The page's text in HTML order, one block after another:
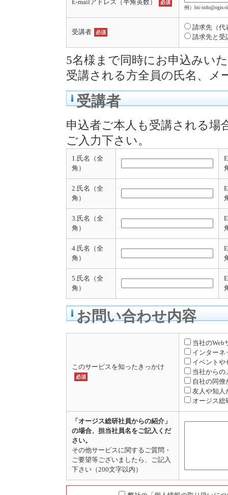
E-mailアドレス（半角英数）
必須
例）bic-info@ogis-
受講者 必須
請求先（代
請求先と受
5名様まで同時にお申込みい
受講される方全員の氏名、メ
受講者
申込者ご本人も受講される場
ご入力下さい。
1.氏名（全
角）
2.氏名（全
角）
3.氏名（全
角）
4.氏名（全
角）
5.氏名（全
角）
お問い合わせ内容
このサービスを知ったきっかけ
必須
当社のWeb
インターネ
イベントや
当社からの
自社の同僚
友人や知人
オージス総
「オージス総研社員からの紹介」
の場合、担当社員名をご記入くだ
さい。
その他サービスに関するご質問・
ご要望等ございましたら、ご記入
下さい（200文字以内）